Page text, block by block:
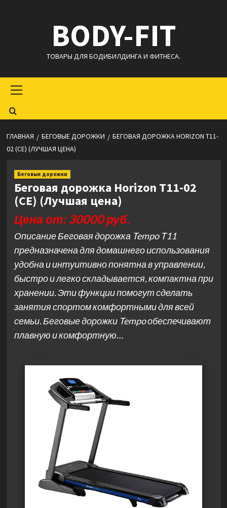
BODY-FIT
ТОВАРЫ ДЛЯ БОДИБИЛДИНГА И ФИТНЕСА.
меню
ГЛАВНАЯ БЕГОВЫЕ ДОРОЖКИ
БЕГОВАЯ ДОРОЖКА HORIZON T11-
02 (CE) (ЛУЧШАЯ ЦЕНА)
Беговые дорожки
Беговая дорожка Horizon T11-02
(CE) (Лучшая цена)
Цена от: 30000 руб.
Описание Беговая дорожка Tempo T11
предназначена для домашнего использования
удобна и интуитивно понятна в управлении,
быстро и легко складывается, компактна при
хранении. Эти функции помогут сделать
занятия спортом комфортными для всей
семьи. Беговые дорожки Tempo обеспечивают
плавную и комфортную…